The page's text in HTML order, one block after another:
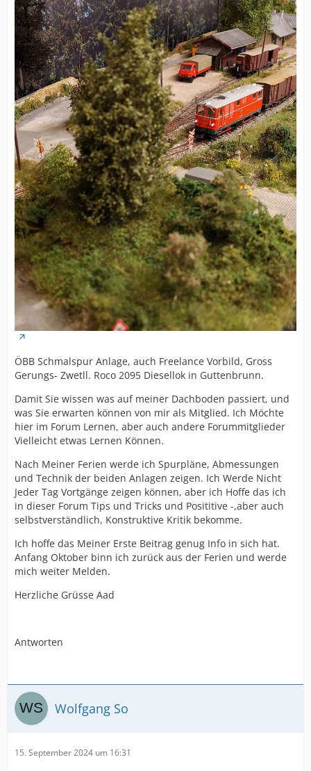
ÖBB Schmalspur Anlage, auch Freelance Vorbild, Gross
Gerungs- Zwetll. Roco 2095 Diesellok in Guttenbrunn.
Damit Sie wissen was auf meiner Dachboden passiert, und
was Sie erwarten können von mir als Mitglied. Ich Möchte
hier im Forum Lernen, aber auch andere Forummitglieder
Vielleicht etwas Lernen Können.
Nach Meiner Ferien werde ich Spurpläne, Abmessungen
und Technik der beiden Anlagen zeigen. Ich Werde Nicht
Jeder Tag Vortgänge zeigen können, aber ich Hoffe das ich
in dieser Forum Tips und Tricks und Posititive -,aber auch
selbstverständlich, Konstruktive Kritik bekomme.
Ich hoffe das Meiner Erste Beitrag genug Info in sich hat.
Anfang Oktober binn ich zurück aus der Ferien und werde
mich weiter Melden.
Herzliche Grüsse Aad
Antworten
Wolfgang So
15. September 2024 um 16:31